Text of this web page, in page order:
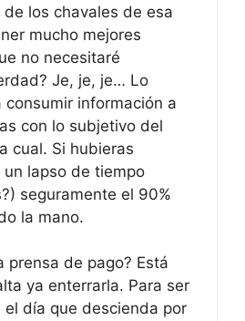
los chavales de esa
mucho mejores
no necesitaré
Je, je, je… Lo
consumir información a
con lo subjetivo del
cual. Si hubieras
lapso de tiempo
seguramente el 90%
la mano.
prensa de pago? Está
ya enterrarla. Para ser
el día que descienda por